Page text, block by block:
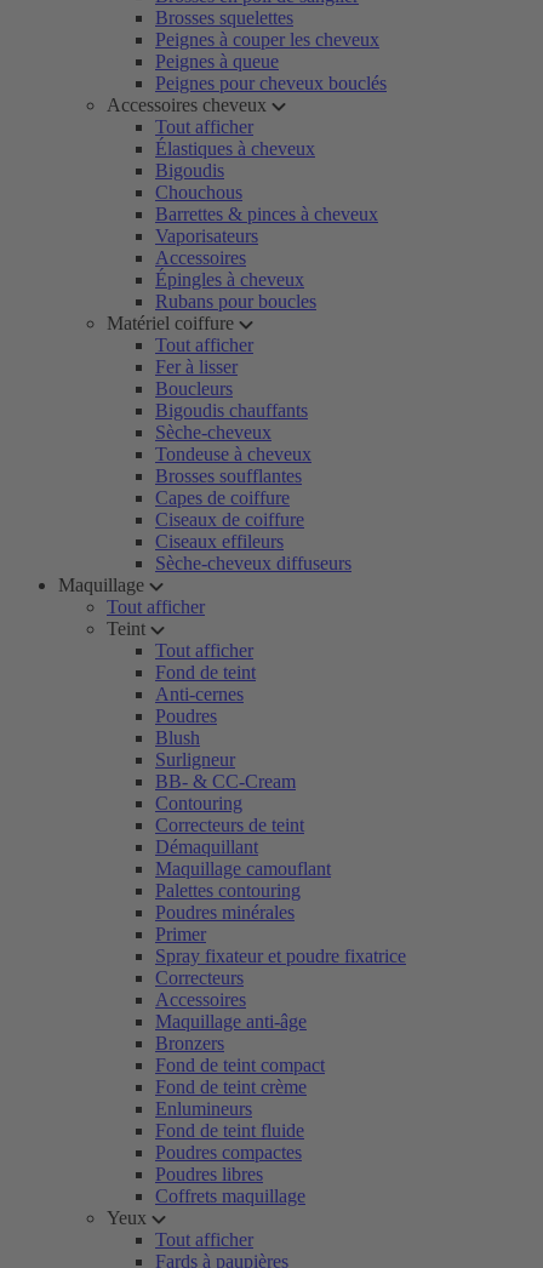
Brosses squelettes
Peignes à couper les cheveux
Peignes à queue
Peignes pour cheveux bouclés
Accessoires cheveux
Tout afficher
Élastiques à cheveux
Bigoudis
Chouchous
Barrettes & pinces à cheveux
Vaporisateurs
Accessoires
Épingles à cheveux
Rubans pour boucles
Matériel coiffure
Tout afficher
Fer à lisser
Boucleurs
Bigoudis chauffants
Sèche-cheveux
Tondeuse à cheveux
Brosses soufflantes
Capes de coiffure
Ciseaux de coiffure
Ciseaux effileurs
Sèche-cheveux diffuseurs
Maquillage
Tout afficher
Teint
Tout afficher
Fond de teint
Anti-cernes
Poudres
Blush
Surligneur
BB- & CC-Cream
Contouring
Correcteurs de teint
Démaquillant
Maquillage camouflant
Palettes contouring
Poudres minérales
Primer
Spray fixateur et poudre fixatrice
Correcteurs
Accessoires
Maquillage anti-âge
Bronzers
Fond de teint compact
Fond de teint crème
Enlumineurs
Fond de teint fluide
Poudres compactes
Poudres libres
Coffrets maquillage
Yeux
Tout afficher
Fards à paupières